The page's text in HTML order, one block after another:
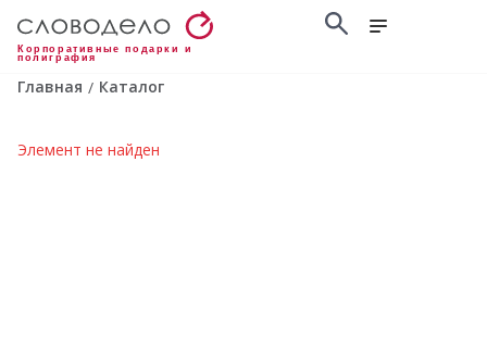
Корпоративные подарки и
полиграфия
Главная / Каталог
Элемент не найден